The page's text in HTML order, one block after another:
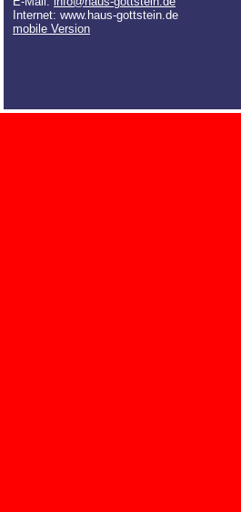
Internet: www.haus-gottstein.de
mobile Version